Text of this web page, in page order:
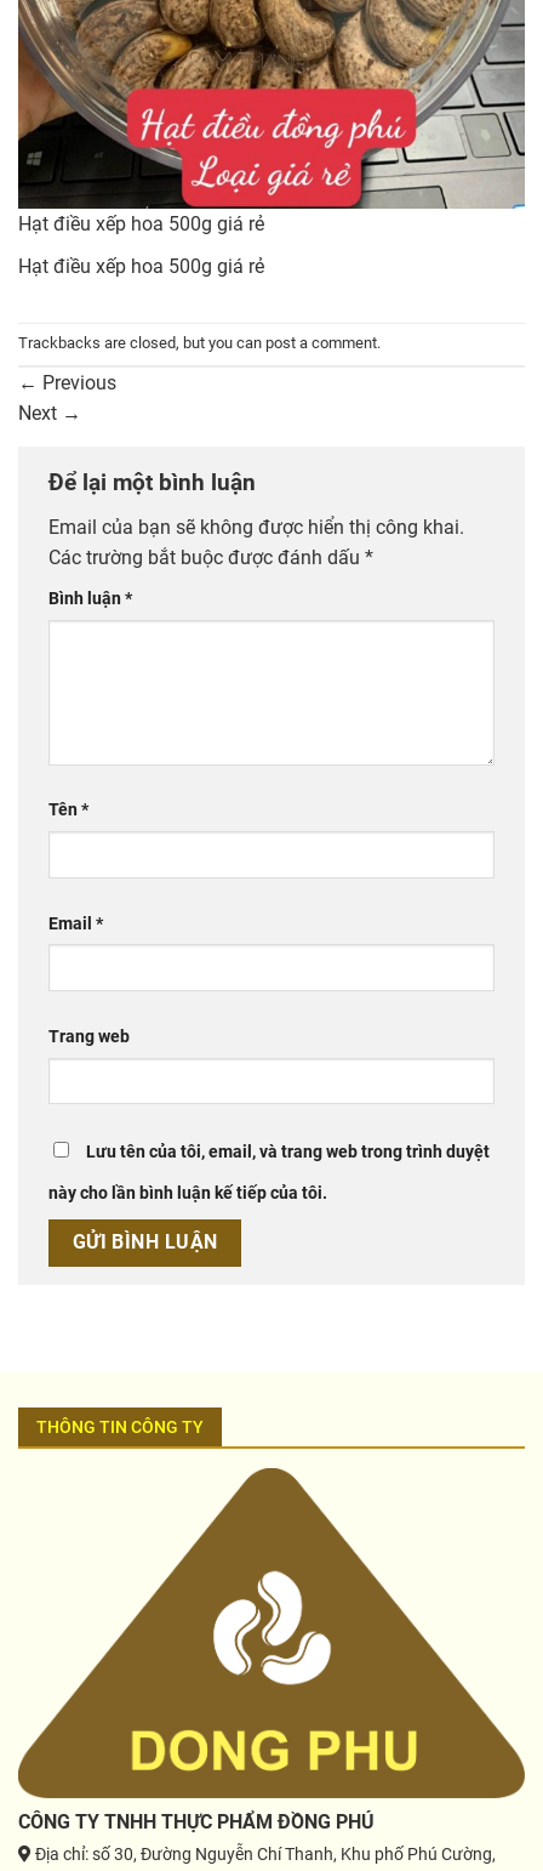
Hạt điều xếp hoa 500g giá rẻ
Hạt điều xếp hoa 500g giá rẻ
Trackbacks are closed, but you can post a comment.
← Previous
Next →
Để lại một bình luận
Email của bạn sẽ không được hiển thị công khai.
Các trường bắt buộc được đánh dấu *
Bình luận*
Tên*
Email *
Trang web
Lưu tên của tôi, email, và trang web trong trình duyệt
này cho lần bình luận kế tiếp của tôi.
THÔNG TIN CÔNG TY
CÔNG TY TNHH THỰC PHẨM ĐỒNG PHÚ
Địa chỉ: số 30, Đường Nguyễn Chí Thanh, Khu phố Phú Cường,